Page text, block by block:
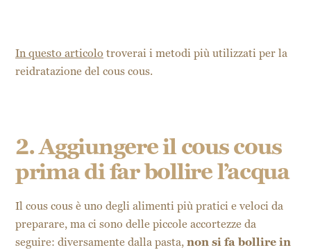
In questo articolo troverai i metodi più utilizzati per la
reidratazione del cous cous.
2. Aggiungere il cous cous
prima di far bollire l’acqua
Il cous cous è uno degli alimenti più pratici e veloci da
preparare, ma ci sono delle piccole accortezze da
seguire: diversamente dalla pasta, non si fa bollire in